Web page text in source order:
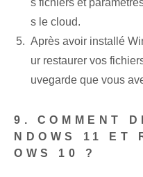
s fichiers ⁣et⁣
s le cloud.
Après avoir installé
ur restaurer vos
uvegarde que vous
9. COMMENT
NDOWS 11 ET
OWS 10 ?